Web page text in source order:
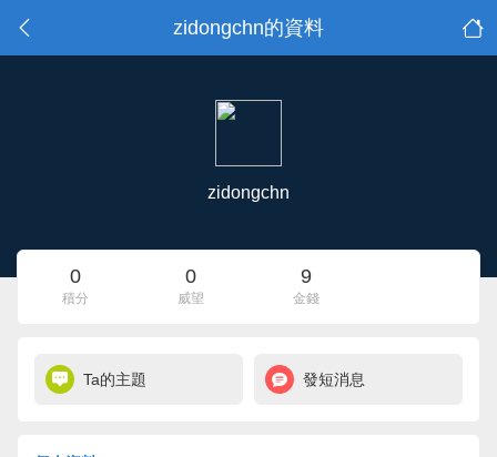
zidongchn的資料
zidongchn
0
積分
0
威望
9
金錢
Ta的主題 發短消息